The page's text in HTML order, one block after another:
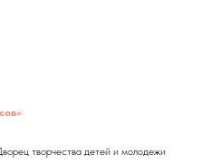
творчества детей и молодежи